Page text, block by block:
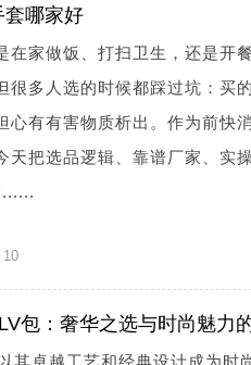
套哪家好
在家做饭、打扫卫生，还是开
很多人选的时候都踩过坑：买
心有有害物质析出。作为前快
天把选品逻辑、靠谱厂家、实
......
10
包：奢华之选与时尚魅力
其卓越工艺和经典设计成为时